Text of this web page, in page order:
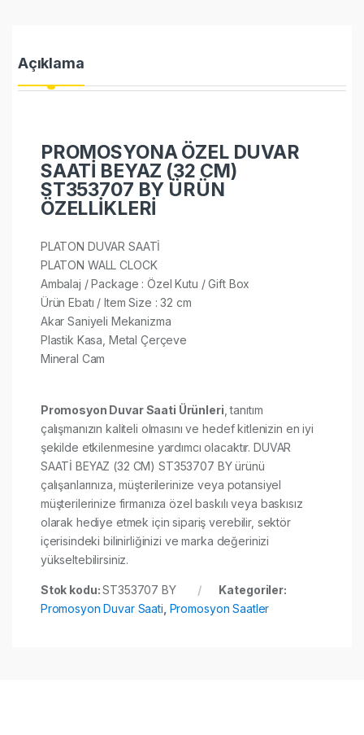
Açıklama
PROMOSYONA ÖZEL DUVAR
SAATİ BEYAZ (32 CM)
ST353707 BY ÜRÜN
ÖZELLİKLERİ
PLATON DUVAR SAATİ
PLATON WALL CLOCK
Ambalaj / Package : Özel Kutu / Gift Box
Ürün Ebatı / Item Size : 32 cm
Akar Saniyeli Mekanizma
Plastik Kasa, Metal Çerçeve
Mineral Cam​
Promosyon Duvar Saati Ürünleri , tanıtım
çalışmanızın kaliteli olmasını ve hedef kitlenizin en iyi
şekilde etkilenmesine yardımcı olacaktır. DUVAR
SAATİ BEYAZ (32 CM) ST353707 BY ürünü
çalışanlarınıza, müşterilerinize veya potansiyel
müşterilerinize firmanıza özel baskılı veya baskısız
olarak hediye etmek için sipariş verebilir, sektör
içerisindeki bilinirliğinizi ve marka değerinizi
yükseltebilirsiniz.
Stok kodu:ST353707 BY
Kategoriler:
Promosyon Duvar Saati Promosyon Saatler